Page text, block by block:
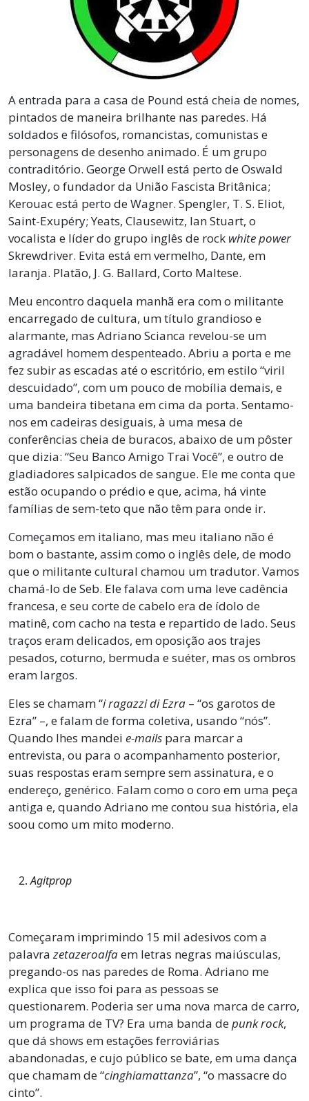
A entrada para a casa de Pound está cheia de nomes,
pintados de maneira brilhante nas paredes. Há
soldados e filósofos, romancistas, comunistas e
personagens de desenho animado. É um grupo
contraditório. George Orwell está perto de Oswald
Mosley, o fundador da União Fascista Britânica;
Kerouac está perto de Wagner. Spengler, T. S. Eliot,
Saint-Exupéry; Yeats, Clausewitz, Ian Stuart, o
vocalista e líder do grupo inglês de rock white power
Skrewdriver. Evita está em vermelho, Dante, em
laranja. Platão, J. G. Ballard, Corto Maltese.
Meu encontro daquela manhã era com o militante
encarregado de cultura, um título grandioso e
alarmante, mas Adriano Scianca revelou-se um
agradável homem despenteado. Abriu a porta e me
fez subir as escadas até o escritório, em estilo “viril
descuidado”, com um pouco de mobília demais, e
uma bandeira tibetana em cima da porta. Sentamo-
nos em cadeiras desiguais, à uma mesa de
conferências cheia de buracos, abaixo de um pôster
que dizia: “Seu Banco Amigo Trai Você”, e outro de
gladiadores salpicados de sangue. Ele me conta que
estão ocupando o prédio e que, acima, há vinte
famílias de sem-teto que não têm para onde ir.
Começamos em italiano, mas meu italiano não é
bom o bastante, assim como o inglês dele, de modo
que o militante cultural chamou um tradutor. Vamos
chamá-lo de Seb. Ele falava com uma leve cadência
francesa, e seu corte de cabelo era de ídolo de
matinê, com cacho na testa e repartido de lado. Seus
traços eram delicados, em oposição aos trajes
pesados, coturno, bermuda e suéter, mas os ombros
eram largos.
Eles se chamam “i ragazzi di Ezra – “os garotos de
Ezra” –, e falam de forma coletiva, usando “nós”.
Quando lhes mandei e-mails para marcar a
entrevista, ou para o acompanhamento posterior,
suas respostas eram sempre sem assinatura, e o
endereço, genérico. Falam como o coro em uma peça
antiga e, quando Adriano me contou sua história, ela
soou como um mito moderno.
Agitprop
Começaram imprimindo 15 mil adesivos com a
palavrazetazeroalfaem letras negras maiúsculas,
pregando-os nas paredes de Roma. Adriano me
explica que isso foi para as pessoas se
questionarem. Poderia ser uma nova marca de carro,
um programa de TV? Era uma banda depunk rock,
que dá shows em estações ferroviárias
abandonadas, e cujo público se bate, em uma dança
que chamam de “cinghiamattanza”, “o massacre do
cinto”.